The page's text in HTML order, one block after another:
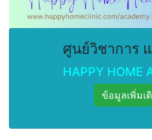
ศูนย์วิชาการ
HAPPY HOME
ข้อมูลเพิ่มเ